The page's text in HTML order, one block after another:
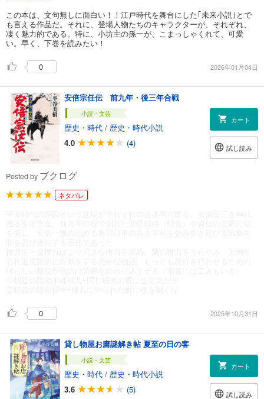
この本は、文句無しに面白い！！江戸時代を舞台にした｢未来小説｣とで
も言える作品だ。それに、登場人物たちのキャラクターが、それぞれ、
凄く魅力的である。特に、小坊主の孫一が、こまっしゃくれて、可愛
い。早く、下巻を読みたい！
0 2026年01月04日
安倍宗任伝 前九年・後三年合戦
小説・文芸
歴史・時代 / 歴史・時代小説
4.0
(4)
カート
試し読み
Posted by ブクログ
ネタバレ
0 2025年10月31日
貸し物屋お庸謎解き帖 夏至の日の客
小説・文芸
歴史・時代 / 歴史・時代小説
3.6
(5)
カート
試し読み